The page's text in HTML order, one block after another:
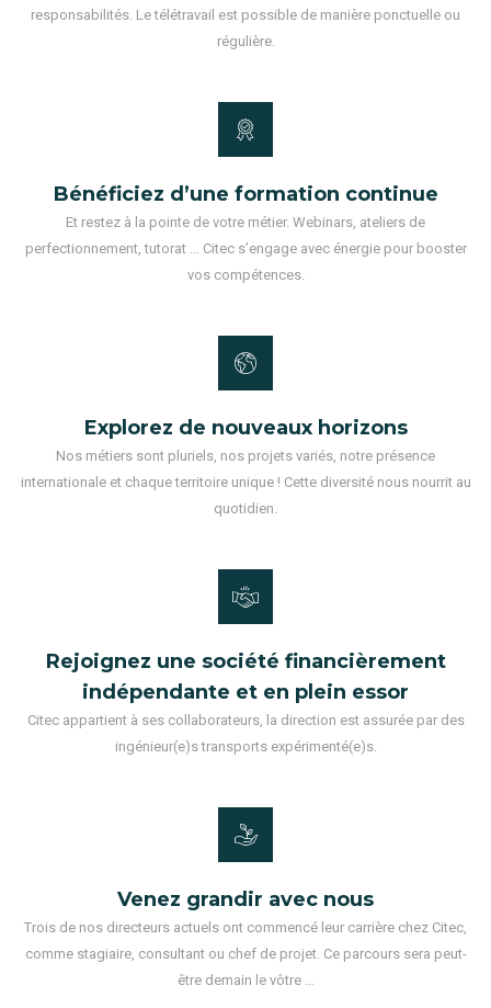
responsabilités. Le télétravail est possible de manière ponctuelle ou
régulière.
Bénéficiez d’une formation continue
Et restez à la pointe de votre métier. Webinars, ateliers de
perfectionnement, tutorat … Citec s’engage avec énergie pour booster
vos compétences.
Explorez de nouveaux horizons
Nos métiers sont pluriels, nos projets variés, notre présence
internationale et chaque territoire unique ! Cette diversité nous nourrit au
quotidien.
Rejoignez une société financièrement
indépendante et en plein essor
Citec appartient à ses collaborateurs, la direction est assurée par des
ingénieur(e)s transports expérimenté(e)s.
Venez grandir avec nous
Trois de nos directeurs actuels ont commencé leur carrière chez Citec,
comme stagiaire, consultant ou chef de projet. Ce parcours sera peut-
être demain le vôtre …